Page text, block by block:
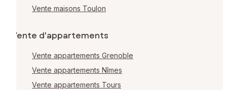
Vente maisons Toulon
Vente d'appartements
Vente appartements Grenoble
Vente appartements Nîmes
Vente appartements Tours